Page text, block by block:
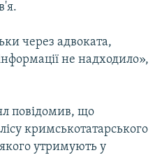
через адвоката,
не надходило»,
повідомив, що
кримськотатарського
утримують у